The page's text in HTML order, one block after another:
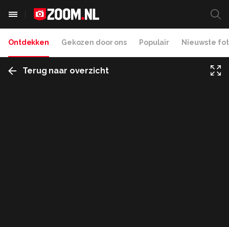
Ontdekken Gekozen door ons Populair Nieuwste
Terug naar overzicht